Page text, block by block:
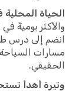
الحياة المحلية
والأكثر
انضم إلى درس
مسارات
الحقيقي.
وتيرة أهدأ